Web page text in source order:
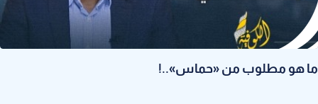
ما هو مطلوب من «حماس»..!